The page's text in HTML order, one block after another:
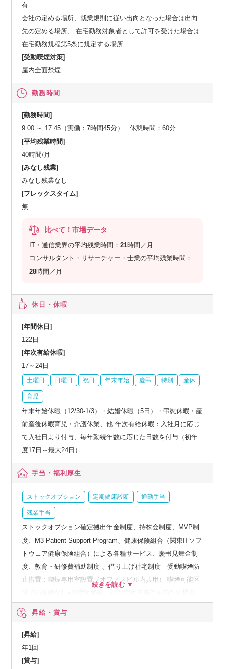
有
会社の定める場所、就業規則に従い出向となった場合は出向
先の定める場所、 在宅勤務対象者として許可を受けた場合は
在宅勤務規程第5条に規定する場所
[受動喫煙対策]
屋内全面禁煙
勤務時間
[勤務時間]
9:00 ～ 17:45（実働：7時間45分） 休憩時間：60分
[平均残業時間]
40時間/月
[みなし残業]
みなし残業なし
[フレックスタイム]
無
比べて！市場データ
IT・通信業界の平均残業時間：21時間／月
コンサルタント・リサーチャー・士業の平均残業時間：
28時間／月
休日・休暇
[年間休日]
122日
[年次有給休暇]
17～24日
土曜日 日曜日 祝日 年末年始 慶弔 特別 産休
育児
年末年始休暇（12/30-1/3）・結婚休暇（5日）・弔慰休暇・産
前産後休暇育児・介護休業、他 年次有給休暇：入社月に応じ
て入社日より付与、毎年勤続年数に応じた日数を付与（初年
度17日～最大24日）
手当・福利厚生
ストックオプション 定期健康診断 通勤手当
残業手当
ストックオプション確定拠出年金制度、持株会制度、MVP制
度、M3 Patient Support Program、健康保険組合（関東ITソフ
トウェア健康保険組合）による各種サービス、慶弔見舞金制
度、教育・研修費補助制度 、借り上げ社宅制度 受動喫煙防
止措置：喫煙専用室設置（オフィスビル内共用） 喫煙可能区
昇給・賞与
[昇給]
年1回
[賞与]